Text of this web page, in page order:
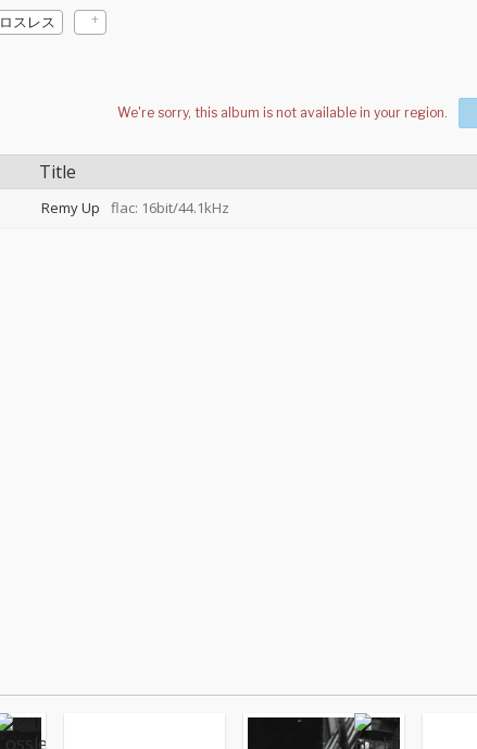
ロスレス
Title
Remy Up flac: 16bit/44.1kHz